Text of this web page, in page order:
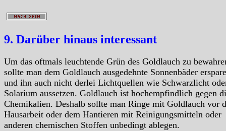
9. Darüber hinaus interessant
Um das oftmals leuchtende Grün des Goldlauch zu
sollte man dem Goldlauch ausgedehnte Sonnenbäder
und ihn auch nicht derlei Lichtquellen wie Schwarzlicht
Solarium aussetzen. Goldlauch ist hochempfindlich gegen
Chemikalien. Deshalb sollte man Ringe mit Goldlauch vor
Hausarbeit oder dem Hantieren mit Reinigungsmitteln oder
anderen chemischen Stoffen unbedingt ablegen.